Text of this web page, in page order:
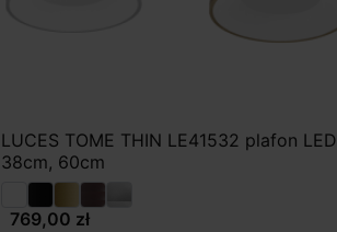
LUCES TOME THIN LE41532 plafon LED
38cm, 60cm
769,00 zł